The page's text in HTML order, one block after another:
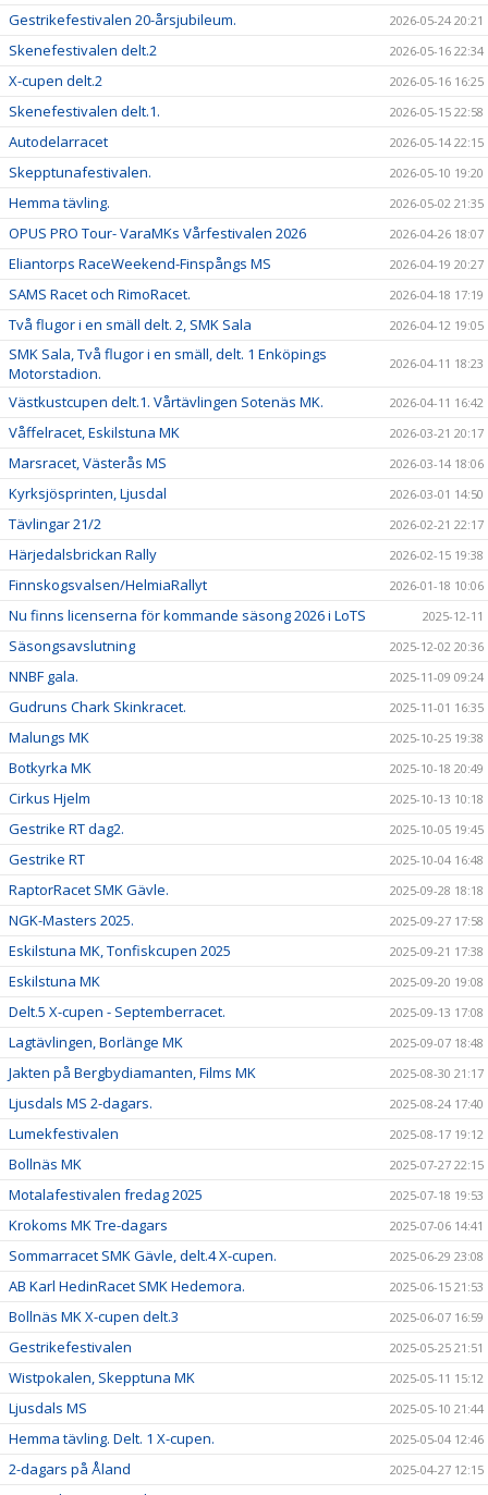
Gestrikefestivalen 20-årsjubileum. 2026-05-24 20:21
Skenefestivalen delt.2 2026-05-16 22:34
X-cupen delt.2 2026-05-16 16:25
Skenefestivalen delt.1. 2026-05-15 22:58
Autodelarracet 2026-05-14 22:15
Skepptunafestivalen. 2026-05-10 19:20
Hemma tävling. 2026-05-02 21:35
OPUS PRO Tour- VaraMKs Vårfestivalen 2026 2026-04-26 18:07
Eliantorps RaceWeekend-Finspångs MS 2026-04-19 20:27
SAMS Racet och RimoRacet. 2026-04-18 17:19
Två flugor i en smäll delt. 2, SMK Sala 2026-04-12 19:05
SMK Sala, Två flugor i en smäll, delt. 1 Enköpings
Motorstadion.
2026-04-11 18:23
Västkustcupen delt.1. Vårtävlingen Sotenäs MK. 2026-04-11 16:42
Våffelracet, Eskilstuna MK 2026-03-21 20:17
Marsracet, Västerås MS 2026-03-14 18:06
Kyrksjösprinten, Ljusdal 2026-03-01 14:50
Tävlingar 21/2 2026-02-21 22:17
Härjedalsbrickan Rally 2026-02-15 19:38
Finnskogsvalsen/HelmiaRallyt 2026-01-18 10:06
Nu finns licenserna för kommande säsong 2026 i LoTS 2025-12-11
Säsongsavslutning 2025-12-02 20:36
NNBF gala. 2025-11-09 09:24
Gudruns Chark Skinkracet. 2025-11-01 16:35
Malungs MK 2025-10-25 19:38
Botkyrka MK 2025-10-18 20:49
Cirkus Hjelm 2025-10-13 10:18
Gestrike RT dag2. 2025-10-05 19:45
Gestrike RT 2025-10-04 16:48
RaptorRacet SMK Gävle. 2025-09-28 18:18
NGK-Masters 2025. 2025-09-27 17:58
Eskilstuna MK, Tonfiskcupen 2025 2025-09-21 17:38
Eskilstuna MK 2025-09-20 19:08
Delt.5 X-cupen - Septemberracet. 2025-09-13 17:08
Lagtävlingen, Borlänge MK 2025-09-07 18:48
Jakten på Bergbydiamanten, Films MK 2025-08-30 21:17
Ljusdals MS 2-dagars. 2025-08-24 17:40
Lumekfestivalen 2025-08-17 19:12
Bollnäs MK 2025-07-27 22:15
Motalafestivalen fredag 2025 2025-07-18 19:53
Krokoms MK Tre-dagars 2025-07-06 14:41
Sommarracet SMK Gävle, delt.4 X-cupen. 2025-06-29 23:08
AB Karl HedinRacet SMK Hedemora. 2025-06-15 21:53
Bollnäs MK X-cupen delt.3 2025-06-07 16:59
Gestrikefestivalen 2025-05-25 21:51
Wistpokalen, Skepptuna MK 2025-05-11 15:12
Ljusdals MS 2025-05-10 21:44
Hemma tävling. Delt. 1 X-cupen. 2025-05-04 12:46
2-dagars på Åland 2025-04-27 12:15